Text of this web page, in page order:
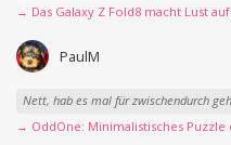
→ Das Galaxy Z Fold8 macht Lust
PaulM
Nett, hab es mal für zwischendurch
→ OddOne: Minimalistisches